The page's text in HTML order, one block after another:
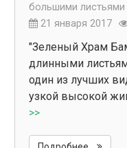
большими листьями
21 января 2017
"Зеленый Храм
длинными
один из лучших
узкой высокой
>>